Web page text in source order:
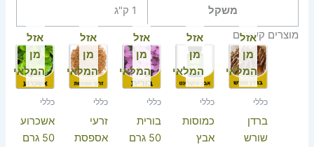
משקל
1 ק"ג
מוצרים קשורים
אזל
מן
המלאי
כללי
ברדן
שורש
אזל
מן
המלאי
כללי
כמוסות
אבץ
אזל
מן
המלאי
כללי
בורית
50 גרם
אזל
מן
המלאי
כללי
זרעי
אספסת
אזל
מן
המלאי
כללי
אשכרוע
50 גרם